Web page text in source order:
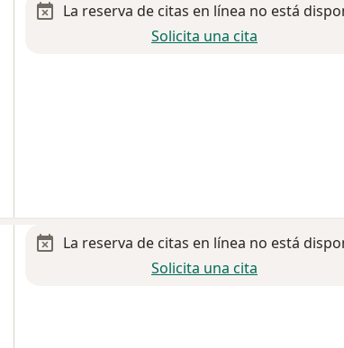
La reserva de citas en línea no está
Solicita una cita
La reserva de citas en línea no está
Solicita una cita